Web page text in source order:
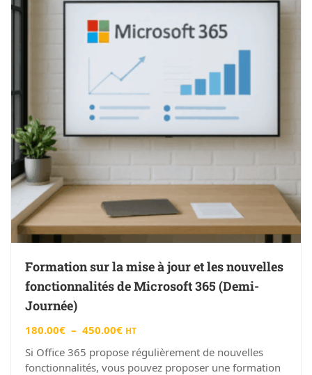
Formation sur la mise à jour et les nouvelles
fonctionnalités de Microsoft 365 (Demi-
Journée)
180.00€ – 450.00€ HT
Si Office 365 propose régulièrement de nouvelles
fonctionnalités, vous pouvez proposer une formation